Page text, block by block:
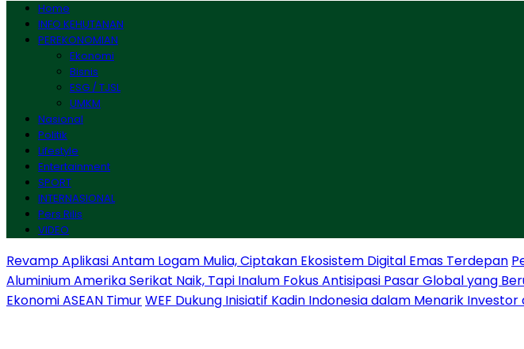
Home
INFO KEHUTANAN
PEREKONOMIAN
Ekonomi
Bisnis
ESG / TJSL
UMKM
Nasional
Politik
Lifestyle
Entertainment
SPORT
INTERNASIONAL
Pers Rilis
VIDEO
Revamp Aplikasi Antam Logam Mulia, Ciptakan Ekosistem Digital Emas Terdepan
Aluminium Amerika Serikat Naik, Tapi Inalum Fokus Antisipasi Pasar Global yang
Ekonomi ASEAN TimurWEF Dukung Inisiatif Kadin Indonesia dalam Menarik